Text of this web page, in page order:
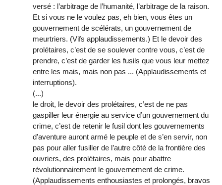
versé : l’arbitrage de l’humanité, l’arbitrage de la raison.
Et si vous ne le voulez pas, eh bien, vous êtes un
gouvernement de scélérats, un gouvernement de
meurtriers. (Vifs applaudissements.) Et le devoir des
prolétaires, c’est de se soulever contre vous, c’est de
prendre, c’est de garder les fusils que vous leur mettez
entre les mais, mais non pas ... (Applaudissements et
interruptions).
(...)
le droit, le devoir des prolétaires, c’est de ne pas
gaspiller leur énergie au service d’un gouvernement du
crime, c’est de retenir le fusil dont les gouvernements
d’aventure auront armé le peuple et de s’en servir, non
pas pour aller fusiller de l’autre côté de la frontière des
ouvriers, des prolétaires, mais pour abattre
révolutionnairement le gouvernement de crime.
(Applaudissements enthousiastes et prolongés, bravos